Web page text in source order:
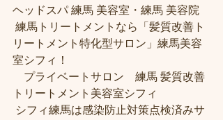
ヘッドスパ 練馬 美容室・練馬 美容院
練馬トリートメントなら「髪質改善ト
リートメント特化型サロン」練馬美容
室シフィ！
プライベートサロン　練馬 髪質改善
トリートメント美容室シフィ
シフィ練馬は感染防止対策点検済みサ